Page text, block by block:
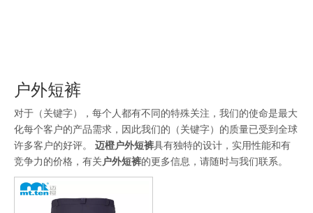
户外短裤
对于（关键字），每个人都有不同的特殊关注，我们的使命是最大
化每个客户的产品需求，因此我们的（关键字）的质量已受到全球
许多客户的好评。 迈橙户外短裤具有独特的设计，实用性能和有
竞争力的价格，有关 户外短裤的更多信息，请随时与我们联系。